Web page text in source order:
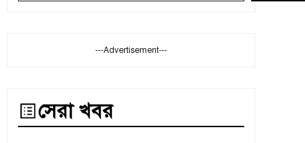
---Advertisement---
সেরা খবর